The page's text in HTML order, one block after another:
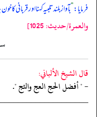
فرمایا:”بآواز بلند تلبیہ کہنا اور قربانی کا
والعمرة/حدیث: 1025]
قال الشيخ الألباني:
- " أفضل الحج العج والثج ".